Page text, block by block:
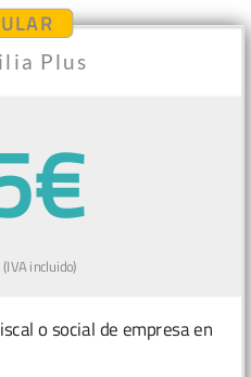
Plus
(IVA incluido)
o social de empresa en